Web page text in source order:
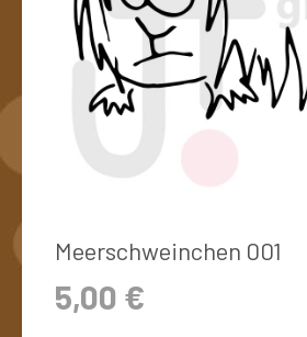
Meerschweinchen 001
5,00 €